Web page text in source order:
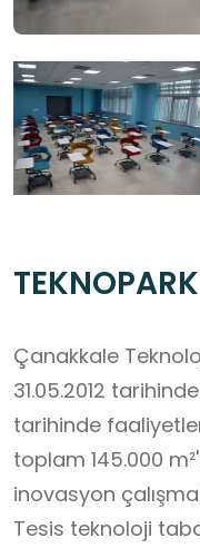
TEKNOPARK
Çanakkale
31.05.2012
tarihinde
toplam 145.000
inovasyon
Tesis teknoloji